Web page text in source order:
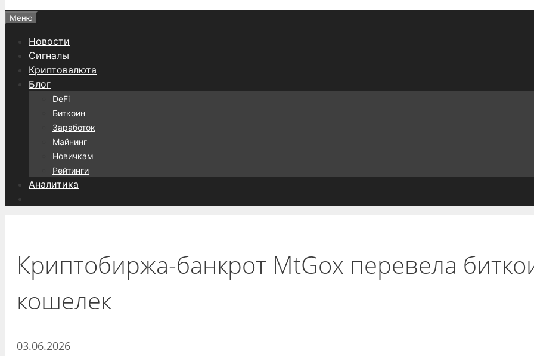
Меню
Новости
Сигналы
Криптовалюта
Блог
DeFi
Биткоин
Заработок
Майнинг
Новичкам
Рейтинги
Аналитика
Криптобиржа-банкрот MtGox перевела
кошелек
03.06.2026